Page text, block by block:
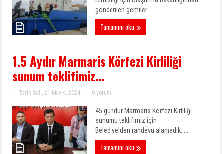
gönderilen gemiler. ...
Tamamını oku
1.5 Aydır Marmaris Körfezi Kirliliği
sunum teklifimiz…
| Tarih:Salı, 21 Mayıs, 2024 | 0 yorum
45 gündür Marmaris Körfezi Kirliliği
sunumu teklifimiz için
Belediye'den randevu alamadık. ...
Tamamını oku